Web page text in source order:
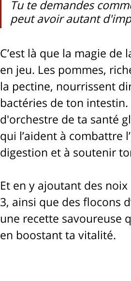
Tu te demandes
peut avoir autant
C’est là que la magie
en jeu. Les pommes,
la pectine, nourrissent
bactéries de ton
d'orchestre de ta santé
qui l’aident à combattre
digestion et à soutenir
Et en y ajoutant des
3, ainsi que des flocons
une recette savoureuse
en boostant ta vitalité.